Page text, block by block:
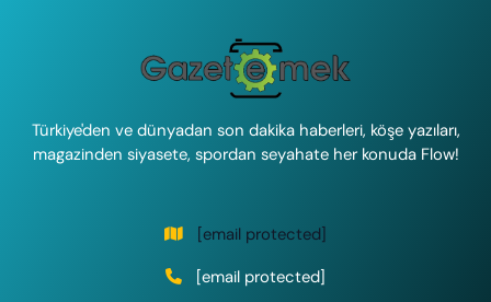
Türkiye'den ve dünyadan son dakika haberleri, köşe yazıları,
magazinden siyasete, spordan seyahate her konuda Flow!
[email protected]
[email protected]